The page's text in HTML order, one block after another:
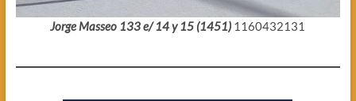
Jorge Masseo 133 e/ 14 y 15 (1451) 1160432131